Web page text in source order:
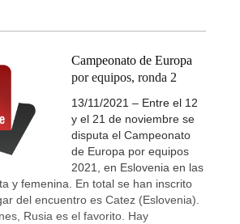
Campeonato de Europa
por equipos, ronda 2
13/11/2021 – Entre el 12
y el 21 de noviembre se
disputa el Campeonato
de Europa por equipos
2021, en Eslovenia en las
y femenina. En total se han inscrito
del encuentro es Catez (Eslovenia).
Rusia es el favorito. Hay